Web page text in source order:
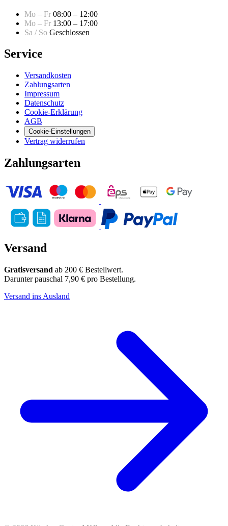
Mo – Fr 08:00 – 12:00
Mo – Fr 13:00 – 17:00
Sa / So Geschlossen
Service
Versandkosten
Zahlungsarten
Impressum
Datenschutz
Cookie-Erklärung
AGB
Cookie-Einstellungen
Vertrag widerrufen
Zahlungsarten
Versand
Gratisversand ab 200 € Bestellwert.
Darunter pauschal 7,90 € pro Bestellung.
Versand ins Ausland